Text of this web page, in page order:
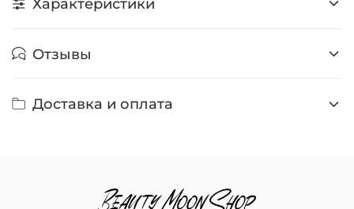
Отзывы
Доставка и оплата